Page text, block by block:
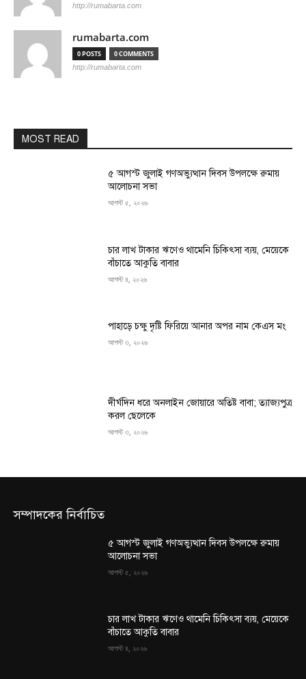
http://rumabarta.com
rumabarta.com
0 POSTS 0 COMMENTS
http://rumabarta.com
MOST READ
৫ আগস্ট জুলাই গণঅভ্যুত্থান দিবস উপলক্ষে রুমায়
আলোচনা সভা
আগস্ট ৫, ২০২৬
চার লাখ টাকার ঋণেও থামেনি চিকিৎসা ব্যয়, মেয়েকে
বাঁচাতে আকুতি বাবার
আগস্ট ৪, ২০২৬
পাহাড়ে চক্ষু দৃষ্টি ফিরিয়ে আনার অপর নাম কেএস মং
আগস্ট ৩, ২০২৬
দীর্ঘদিন ধরে অনলাইন জোয়ারে অতিষ্ট বাবা; ত্যাজ্যপুত্র
করল ছেলেকে
আগস্ট ৩, ২০২৬
সম্পাদকের নির্বাচিত
৫ আগস্ট জুলাই গণঅভ্যুত্থান দিবস উপলক্ষে রুমায়
আলোচনা সভা
আগস্ট ৫, ২০২৬
চার লাখ টাকার ঋণেও থামেনি চিকিৎসা ব্যয়, মেয়েকে
বাঁচাতে আকুতি বাবার
আগস্ট ৪, ২০২৬